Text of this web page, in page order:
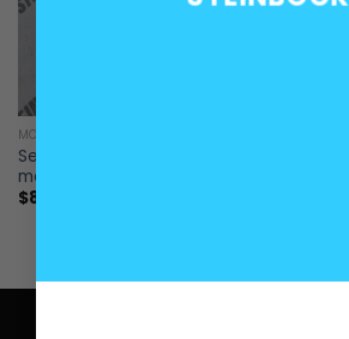
MOTOR
Sensor lambda oxigeno BMW
motores B47 B47B B47D
$80.000